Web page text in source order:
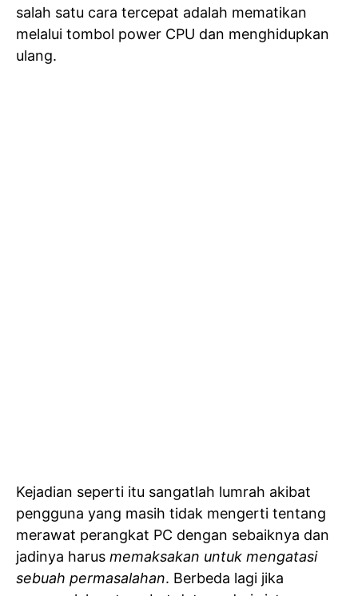
salah satu cara tercepat adalah mematikan
melalui tombol power CPU dan menghidupkan
ulang.
Kejadian seperti itu sangatlah lumrah akibat
pengguna yang masih tidak mengerti tentang
merawat perangkat PC dengan sebaiknya dan
jadinya harus memaksakan untuk mengatasi
sebuah permasalahan. Berbeda lagi jika